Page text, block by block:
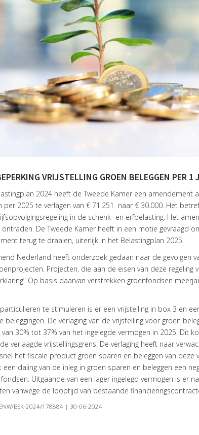
VRIJSTELLING GROEN BELEGGEN PER
2024 heeft de Tweede Kamer een amendement
per 2025 te verlagen van € 71.251 naar € 30.000. Het
in de schenk- en erfbelasting. Het
De Tweede Kamer heeft in een motie gevraagd
terug te draaien, uiterlijk in het Belastingplan 2025.
Nederland heeft onderzoek gedaan naar de gevolgen
Projecten, die aan de eisen van deze regeling
Op basis daarvan verstrekken groenfondsen
te stimuleren is er een vrijstelling in box 3 en
beleggingen. De verlaging van de vrijstelling voor groen
30% tot 37% van het ingelegde vermogen in 2025. Dit
verlaagde vrijstellingsgrens. De verlaging heeft naar
het fiscale product groen sparen en beleggen van deze
een daling van de inleg in groen sparen en beleggen een
Uitgaande van een lager ingelegd vermogen is er
vanwege de looptijd van bestaande
BSK-2024/178884 | 30-06-2024